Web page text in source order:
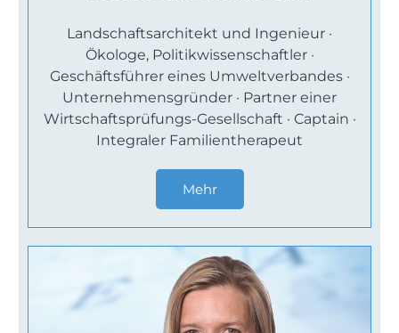
Landschaftsarchitekt und Ingenieur ·
Ökologe, Politikwissenschaftler ·
Geschäftsführer eines Umweltverbandes ·
Unternehmensgründer · Partner einer
Wirtschaftsprüfungs-Gesellschaft · Captain ·
Integraler Familientherapeut
Mehr